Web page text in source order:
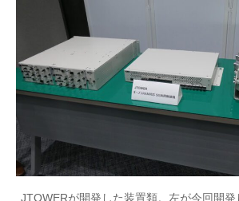
JTOWERが開発した装置類。左が今回開